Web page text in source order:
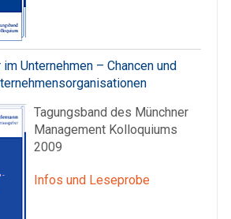
Unternehmen – Chancen und
Tagungsband des Münchner
Management Kolloquiums
2009
Infos und Leseprobe